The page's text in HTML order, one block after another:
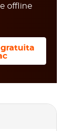
offline
gratuita